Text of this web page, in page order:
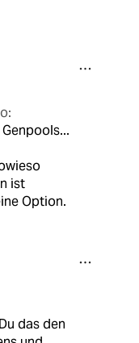
ist
Option.
das den